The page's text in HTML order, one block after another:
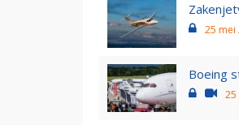
25 mei
Boeing
25